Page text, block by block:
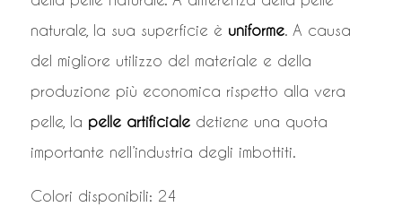
naturale, la sua superficie è uniforme. A causa
del migliore utilizzo del materiale e della
produzione più economica rispetto alla vera
pelle, la pelle artificialedetiene una quota
importante nell’industria degli imbottiti.
Colori disponibili: 24